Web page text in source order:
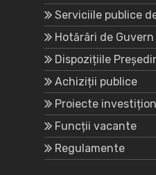
Serviciile publice
Hotărâri de Guvern
Dispozițiile
Achiziții publice
Proiecte
Funcții vacante
Regulamente